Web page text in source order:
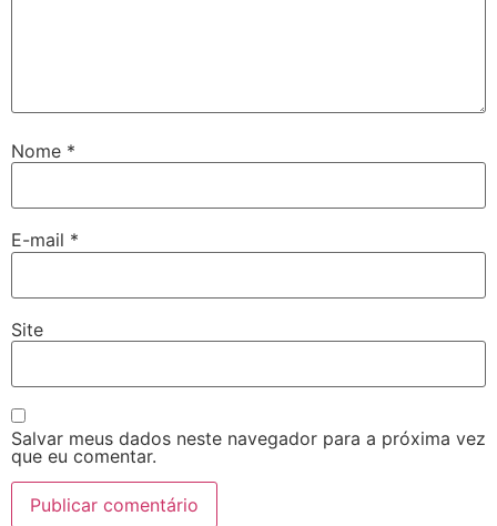
Nome *
E-mail *
Site
Salvar meus dados neste navegador para a próxima vez
que eu comentar.